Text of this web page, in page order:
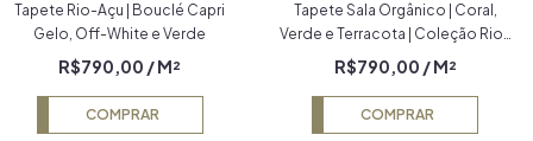
Tapete Rio-Açu | Bouclé Capri
Gelo, Off-White e Verde
R$790,00 / M²
COMPRAR
Tapete Sala Orgânico | Coral,
Verde e Terracota | Coleção Rio-
Açu
R$790,00 / M²
COMPRAR